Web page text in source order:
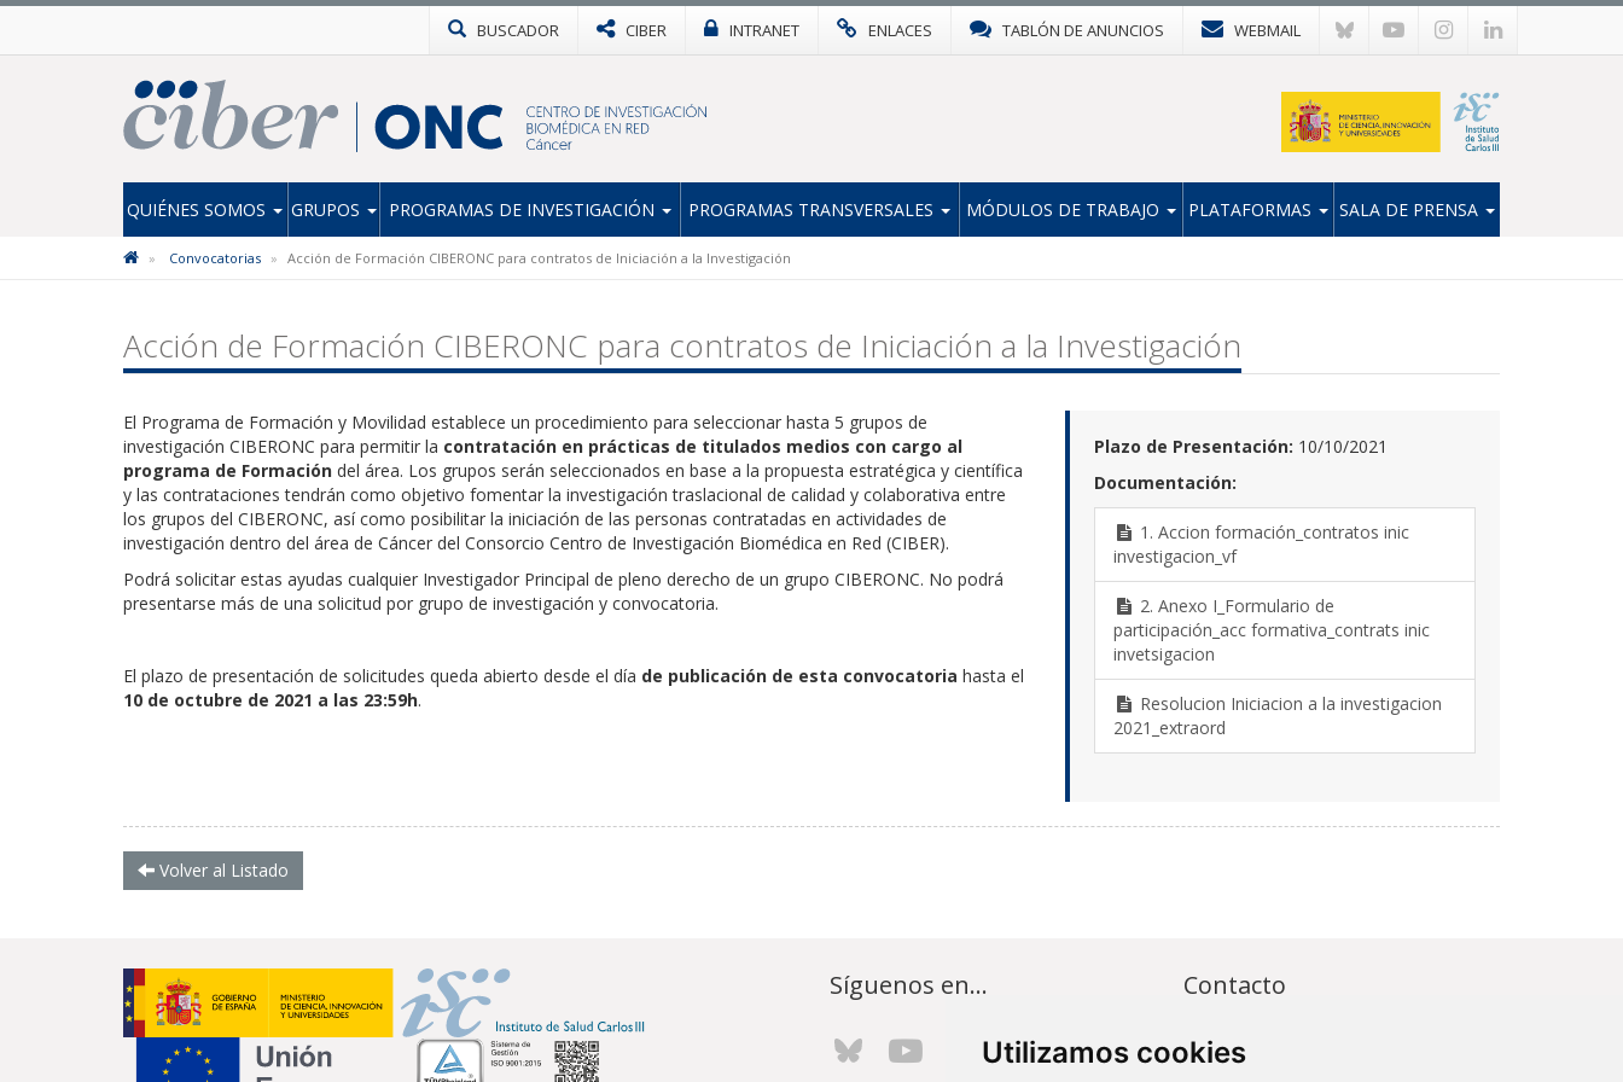
Utilizamos cookies
BUSCADOR CIBER INTRANET ENLACES TABLÓN DE ANUNCIOS WEBMAIL
QUIÉNES SOMOS GRUPOS PROGRAMAS DE INVESTIGACIÓN PROGRAMAS TRANSVERSALES MÓDULOS DE TRABAJO PLATAFORMAS SALA DE PRENSA
Convocatorias Acción de Formación CIBERONC para contratos de Iniciación a la Investigación
Acción de Formación CIBERONC para contratos de Iniciación a la Investigación
El Programa de Formación y Movilidad establece un procedimiento para seleccionar hasta 5 grupos de
investigación CIBERONC para permitir la contratación en prácticas de titulados medios con cargo al
programa de Formación del área. Los grupos serán seleccionados en base a la propuesta estratégica y científica
y las contrataciones tendrán como objetivo fomentar la investigación traslacional de calidad y colaborativa entre
los grupos del CIBERONC, así como posibilitar la iniciación de las personas contratadas en actividades de
investigación dentro del área de Cáncer del Consorcio Centro de Investigación Biomédica en Red (CIBER).
Podrá solicitar estas ayudas cualquier Investigador Principal de pleno derecho de un grupo CIBERONC. No podrá
presentarse más de una solicitud por grupo de investigación y convocatoria.
El plazo de presentación de solicitudes queda abierto desde el día de publicación de esta convocatoria hasta el
10 de octubre de 2021 a las 23:59h.
Plazo de Presentación: 10/10/2021
Documentación:
1. Accion formación_contratos inic
investigacion_vf
2. Anexo I_Formulario de
participación_acc formativa_contrats inic
invetsigacion
Resolucion Iniciacion a la investigacion
2021_extraord
Volver al Listado
Síguenos en... Contacto
11. Planta 0 28029 Madrid